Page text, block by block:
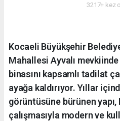
3217+ kez
Kocaeli Büyükşehir
Mahallesi Ayvalı
binasını kapsamlı tadilat
ayağa kaldırıyor. Yıllar
görüntüsüne bürünen
çalışmasıyla modern ve